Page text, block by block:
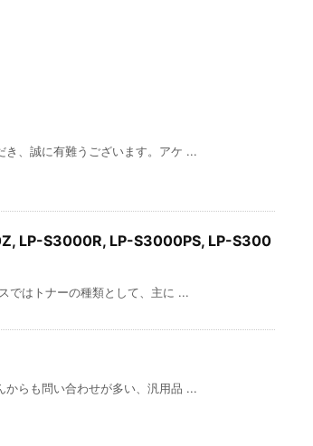
き、誠に有難うございます。アケ ...
LP-S3000R, LP-S3000PS, LP-S300
ではトナーの種類として、主に ...
からも問い合わせが多い、汎用品 ...